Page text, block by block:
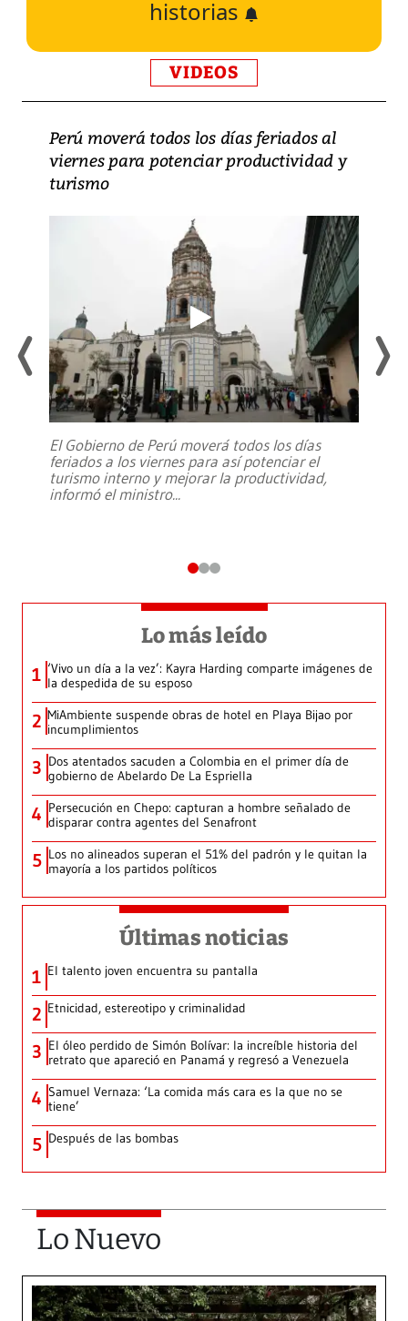
historias
VIDEOS
Perú moverá todos los días feriados al
viernes para potenciar productividad y
turismo
El Gobierno de Perú moverá todos los días
feriados a los viernes para así potenciar el
turismo interno y mejorar la productividad,
informó el ministro...
Lo más leído
1 ‘Vivo un día a la vez’: Kayra Harding comparte imágenes de
la despedida de su esposo
2 MiAmbiente suspende obras de hotel en Playa Bijao por
incumplimientos
3 Dos atentados sacuden a Colombia en el primer día de
gobierno de Abelardo De La Espriella
4 Persecución en Chepo: capturan a hombre señalado de
disparar contra agentes del Senafront
5 Los no alineados superan el 51% del padrón y le quitan la
mayoría a los partidos políticos
Últimas noticias
1 El talento joven encuentra su pantalla​
2 Etnicidad, estereotipo y criminalidad
3 El óleo perdido de Simón Bolívar: la increíble historia del
retrato que apareció en Panamá y regresó a Venezuela
4 Samuel Vernaza: ‘La comida más cara es la que no se
tiene’
5 Después de las bombas
Lo Nuevo